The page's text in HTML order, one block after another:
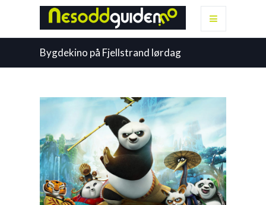
Bygdekino på Fjellstrand lørdag